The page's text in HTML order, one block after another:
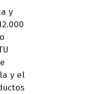
y
y el